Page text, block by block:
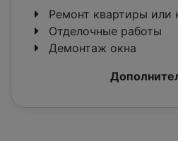
Ремонт квартиры или
Отделочные работы
Демонтаж окна